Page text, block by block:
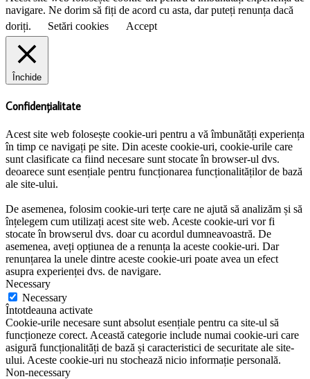
navigare. Ne dorim să fiți de acord cu asta, dar puteți renunța dacă
doriți.
Setări cookies Accept
Închide
Confidențialitate
Acest site web folosește cookie-uri pentru a vă îmbunătăți experiența
în timp ce navigați pe site. Din aceste cookie-uri, cookie-urile care
sunt clasificate ca fiind necesare sunt stocate în browser-ul dvs.
deoarece sunt esențiale pentru funcționarea funcționalităților de bază
ale site-ului.
De asemenea, folosim cookie-uri terțe care ne ajută să analizăm și să
înțelegem cum utilizați acest site web. Aceste cookie-uri vor fi
stocate în browserul dvs. doar cu acordul dumneavoastră. De
asemenea, aveți opțiunea de a renunța la aceste cookie-uri. Dar
renunțarea la unele dintre aceste cookie-uri poate avea un efect
asupra experienței dvs. de navigare.
Necessary
Necessary
Întotdeauna activate
Cookie-urile necesare sunt absolut esențiale pentru ca site-ul să
funcționeze corect. Această categorie include numai cookie-uri care
asigură funcționalități de bază și caracteristici de securitate ale site-
ului. Aceste cookie-uri nu stochează nicio informație personală.
Non-necessary